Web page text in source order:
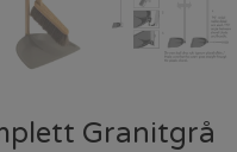
Granitgrå